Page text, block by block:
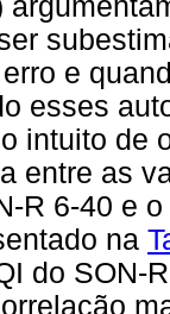
e
esses
intuito de
entre as
R 6-40 e
na
do SON-